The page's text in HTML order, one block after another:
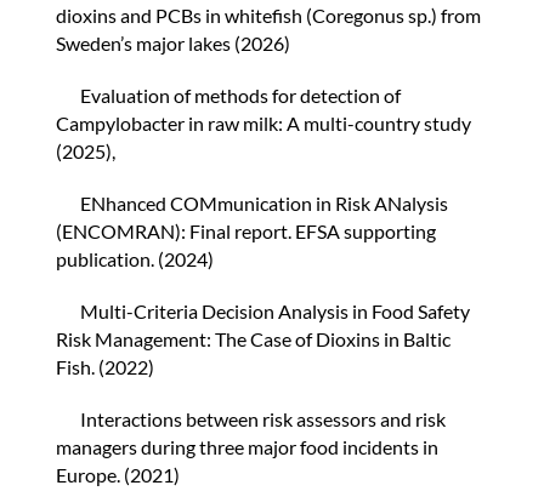
dioxins and PCBs in whitefish (Coregonus sp.) from
Sweden’s major lakes (2026)
Evaluation of methods for detection of
Campylobacter in raw milk: A multi-country study
(2025),
ENhanced COMmunication in Risk ANalysis
(ENCOMRAN): Final report. EFSA supporting
publication. (2024)
Multi-Criteria Decision Analysis in Food Safety
Risk Management: The Case of Dioxins in Baltic
Fish. (2022)
Interactions between risk assessors and risk
managers during three major food incidents in
Europe. (2021)